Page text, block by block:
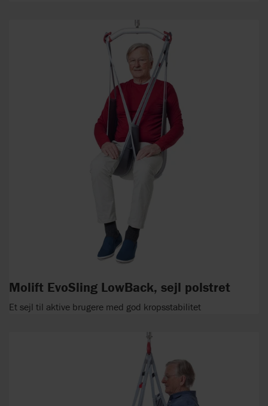
Molift EvoSling LowBack, sejl polstret
Et sejl til aktive brugere med god kropsstabilitet